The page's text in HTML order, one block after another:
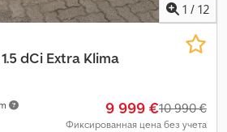
1 / 12
dCi Extra Klima
9 999 €10 990 €
Фиксированная цена без учета